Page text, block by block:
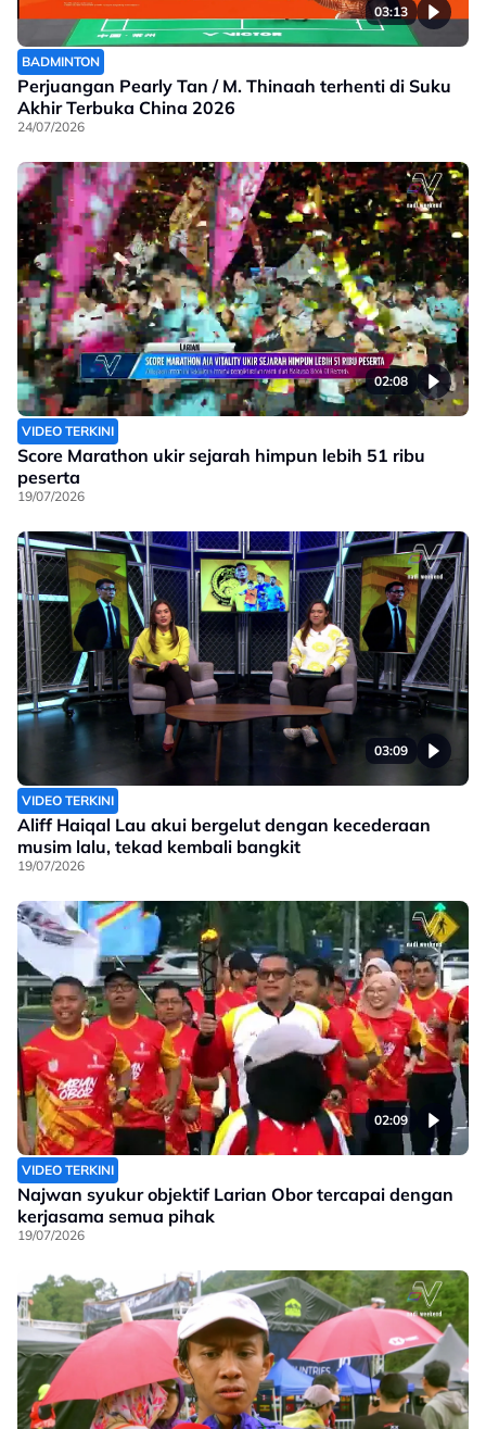
03:13
BADMINTON
Perjuangan Pearly Tan / M. Thinaah terhenti di Suku
Akhir Terbuka China 2026
24/07/2026
02:08
VIDEO TERKINI
Score Marathon ukir sejarah himpun lebih 51 ribu
peserta
19/07/2026
03:09
VIDEO TERKINI
Aliff Haiqal Lau akui bergelut dengan kecederaan
musim lalu, tekad kembali bangkit
19/07/2026
02:09
VIDEO TERKINI
Najwan syukur objektif Larian Obor tercapai dengan
kerjasama semua pihak
19/07/2026